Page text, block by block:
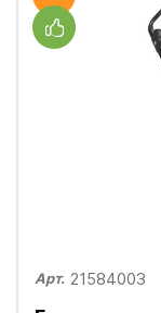
Арт. 21584003